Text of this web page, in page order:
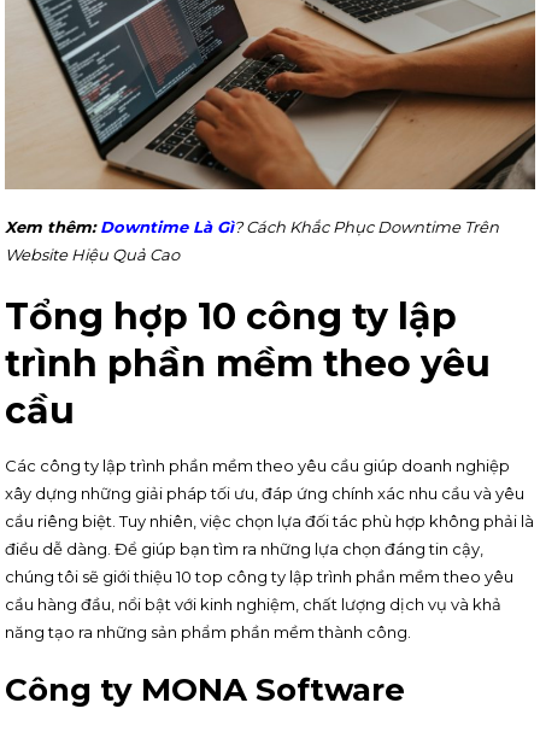
Xem thêm:Downtime Là Gì? Cách Khắc Phục Downtime Trên
Website Hiệu Quả Cao
Tổng hợp 10 công ty lập
trình phần mềm theo yêu
cầu
Các công ty lập trình phần mềm theo yêu cầu giúp doanh nghiệp
xây dựng những giải pháp tối ưu, đáp ứng chính xác nhu cầu và yêu
cầu riêng biệt. Tuy nhiên, việc chọn lựa đối tác phù hợp không phải là
điều dễ dàng. Để giúp bạn tìm ra những lựa chọn đáng tin cậy,
chúng tôi sẽ giới thiệu 10 top công ty lập trình phần mềm theo yêu
cầu hàng đầu, nổi bật với kinh nghiệm, chất lượng dịch vụ và khả
năng tạo ra những sản phẩm phần mềm thành công.
Công ty MONA Software